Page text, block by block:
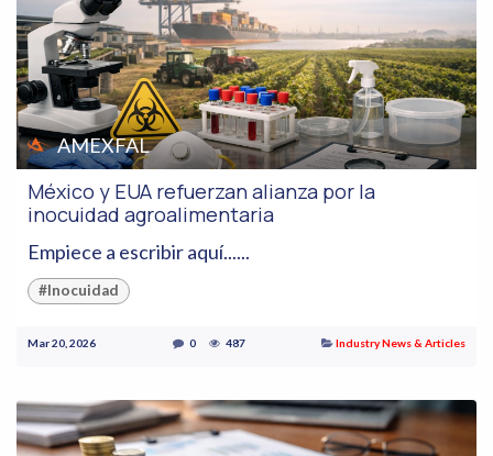
AMEXFAL
México y EUA refuerzan alianza por la
inocuidad agroalimentaria
Empiece a escribir aquí......
#Inocuidad
Mar 20, 2026 0 487 Industry News & Articles